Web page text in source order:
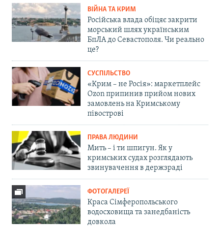
ВІЙНА ТА КРИМ
Російська влада обіцяє закрити
морський шлях українським
БпЛА до Севастополя. Чи реально
це?
СУСПІЛЬСТВО
«Крим – не Росія»: маркетплейс
Ozon припинив прийом нових
замовлень на Кримському
півострові
ПРАВА ЛЮДИНИ
Мить – і ти шпигун. Як у
кримських судах розглядають
звинувачення в держзраді
ФОТОГАЛЕРЕЇ
Краса Сімферопольського
водосховища та занедбаність
довкола